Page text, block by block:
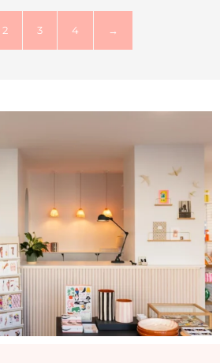
2 3 4 →